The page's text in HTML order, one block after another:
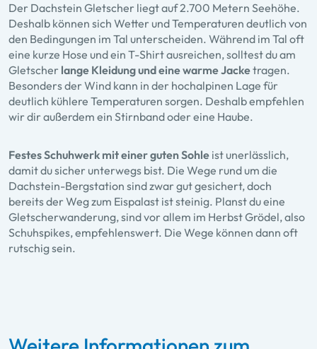
Der Dachstein Gletscher liegt auf 2.700 Metern Seehöhe.
Deshalb können sich Wetter und Temperaturen deutlich von
den Bedingungen im Tal unterscheiden. Während im Tal oft
eine kurze Hose und ein T-Shirt ausreichen, solltest du am
Gletscher lange Kleidung und eine warme Jacketragen.
Besonders der Wind kann in der hochalpinen Lage für
deutlich kühlere Temperaturen sorgen. Deshalb empfehlen
wir dir außerdem ein Stirnband oder eine Haube.
Festes Schuhwerk mit einer guten Sohle ist unerlässlich,
damit du sicher unterwegs bist. Die Wege rund um die
Dachstein-Bergstation sind zwar gut gesichert, doch
bereits der Weg zum Eispalast ist steinig. Planst du eine
Gletscherwanderung, sind vor allem im Herbst Grödel, also
Schuhspikes, empfehlenswert. Die Wege können dann oft
rutschig sein.